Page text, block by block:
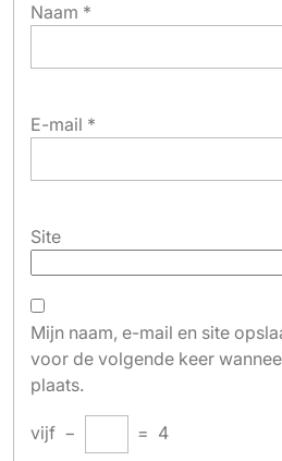
Naam *
E-mail *
Site
Mijn naam, e-mail en site
voor de volgende keer
plaats.
vijf − = 4